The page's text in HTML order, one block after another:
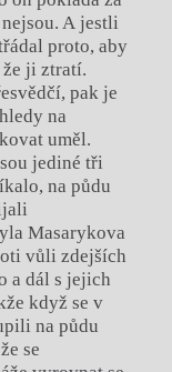
A jestli
proto, aby
ji ztratí.
pak je
na
uměl.
jediné tři
na půdu
Masarykova
vůli zdejších
a dál s jejich
když se v
na půdu
se